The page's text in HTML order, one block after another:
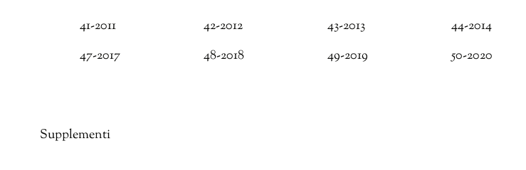
41-2011 42-2012 43-2013 44-2014
47-2017
48-2018 49-2019 50-2020
Supplementi